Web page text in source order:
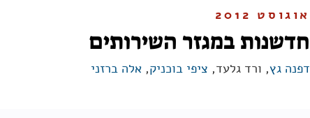
אוגוסט 2012
חדשנות במגזר השירותים
דפנה גץ, ורד גלעד, ציפי בוכניק, אלה ברזני